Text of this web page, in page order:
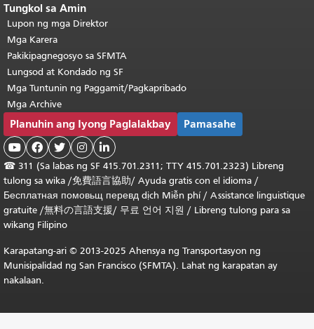
Tungkol sa Amin
Lupon ng mga Direktor
Mga Karera
Pakikipagnegosyo sa SFMTA
Lungsod at Kondado ng SF
Mga Tuntunin ng Paggamit/Pagkapribado
Mga Archive
Planuhin ang Iyong Paglalakbay Pamasahe
    
☎ 311 (Sa labas ng SF 415.701.2311; TTY 415.701.2323) Libreng
tulong sa wika /免費語言協助/ Ayuda gratis con el idioma /
Бесплатная помовьщ перевд dịch Miễn phí/ Assistance linguistique
gratuite /無料の言語支援/ 무료 언어 지원 / Libreng tulong para sa
wikang Filipino
Karapatang-ari © 2013-2025 Ahensya ng Transportasyon ng
Munisipalidad ng San Francisco (SFMTA). Lahat ng karapatan ay
nakalaan.